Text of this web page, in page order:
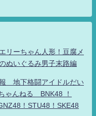
リーちゃん人形！豆腐メ
ぬいぐるみ男子末路編
地下格闘アイドルだい
ゃんねる BNK48 ！
！STU48！SKE48